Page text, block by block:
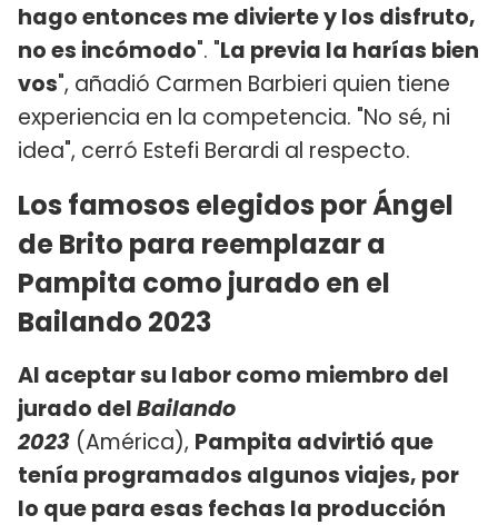
hago entonces me divierte y los disfruto,
no es incómodo". "La previa la harías bien
vos", añadió Carmen Barbieri quien tiene
experiencia en la competencia. "No sé, ni
idea", cerró Estefi Berardi al respecto.
Los famosos elegidos por Ángel
de Brito para reemplazar a
Pampita como jurado en el
Bailando 2023
Al aceptar su labor como miembro del
jurado delBailando
2023 (América), Pampita advirtió que
tenía programados algunos viajes, por
lo que para esas fechas la producción